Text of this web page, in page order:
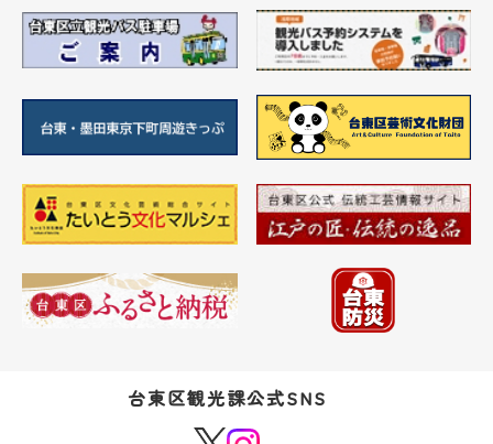
台東区観光課公式SNS